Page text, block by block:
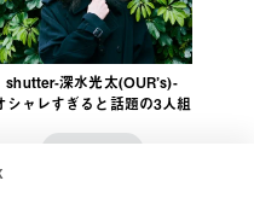
shutter-深水光太(OUR’s)-
シャレすぎると話題の3人組
CHECK